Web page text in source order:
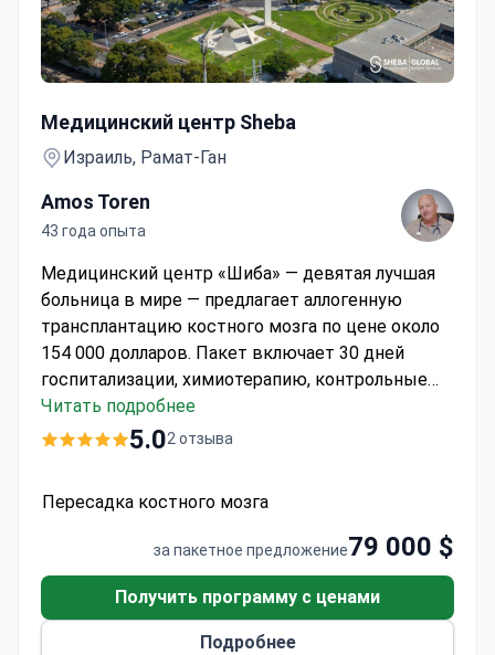
Медицинский центр Sheba
Израиль, Рамат-Ган
Amos Toren
43 года опыта
Медицинский центр «Шиба» — девятая лучшая
больница в мире — предлагает аллогенную
трансплантацию костного мозга по цене около
154 000 долларов. Пакет включает 30 дней
госпитализации, химиотерапию, контрольные
осмотры и рутинные анализы в течение 2
месяцев. Крупнейший медицинский центр
стоить 8 000–16 000 долларов. Больница
соблюдает строгие стандарты качества и
проводит комплексное предоперационное
тестирование, включая КТ и легочные тесты.
Читать подробнее
5.02 отзыва
Пересадка костного мозга
за пакетное предложение79 000 $
Получить программу с ценами
Подробнее